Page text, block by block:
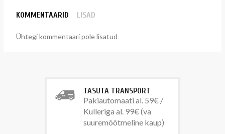
KOMMENTAARID LISAD
Ühtegi kommentaari pole lisatud
TASUTA TRANSPORT
Pakiautomaati al. 59€ /
Kulleriga al. 99€ (va
suuremõõtmeline kaup)